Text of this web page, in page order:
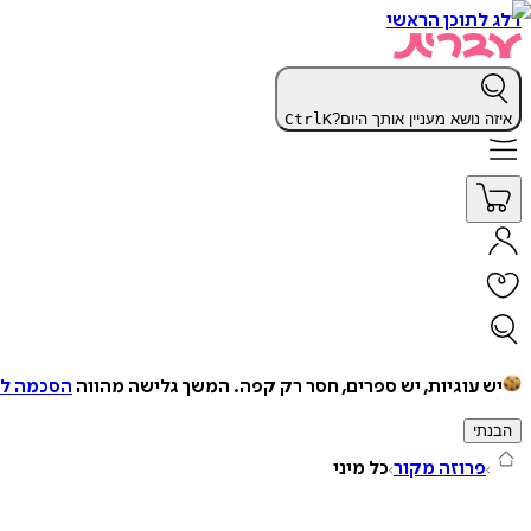
דלג לתוכן הראשי
איזה נושא מעניין אותך היום? CtrlK
יש עוגיות, יש ספרים, חסר רק קפה. המשך גלישה מהווה הסכמה
הבנתי
פרוזה מקור כל מיני